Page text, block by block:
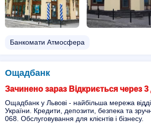
Банкомати Атмосфера
Ощадбанк
Зачинено зараз Відкриється через 3
Ощадбанк у Львові - найбільша мережа
України. Кредити, депозити, безпека та
068. Обслуговування для клієнтів і бізнесу.